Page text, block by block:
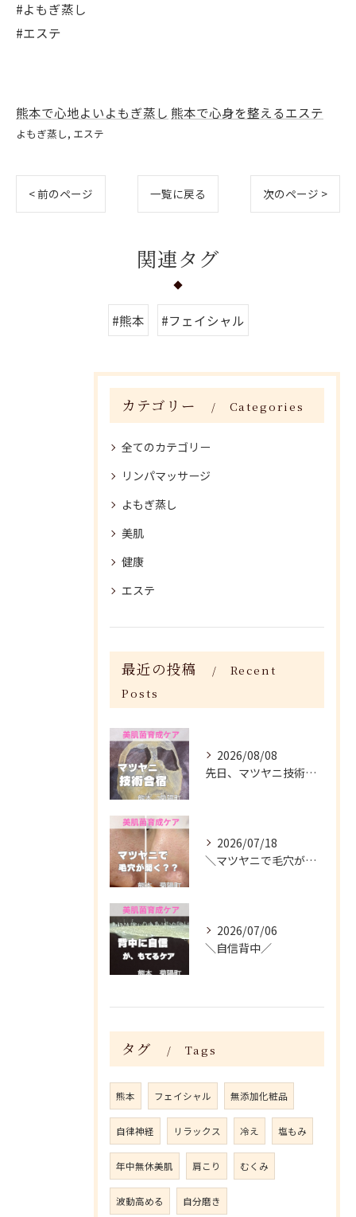
#よもぎ蒸し
#エステ
熊本で心地よいよもぎ蒸し 熊本で心身を整えるエステ
よもぎ蒸し エステ
< 前のページ 一覧に戻る 次のページ >
関連タグ
#熊本 #フェイシャル
カテゴリー Categories
全てのカテゴリー
リンパマッサージ
よもぎ蒸し
美肌
健康
エステ
最近の投稿
Recent
Posts
2026/08/08
先日、マツヤニ技術合宿に参加してきました✨
2026/07/18
＼マツヤニで毛穴が開く？／
2026/07/06
＼自信背中／
タグ Tags
熊本 フェイシャル 無添加化粧品
自律神経 リラックス 冷え 塩もみ
年中無休美肌 肩こり むくみ
波動高める 自分磨き